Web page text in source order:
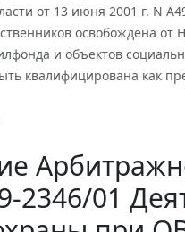
от 13 июня 2001 г. N
освобождена от
и объектов
квалифицирована как
2346/01